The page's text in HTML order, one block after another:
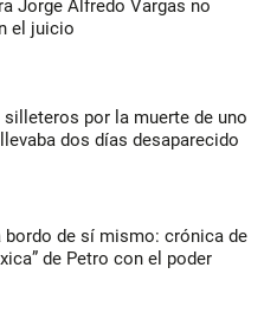
Jorge Alfredo Vargas no
el juicio
por la muerte de uno
dos días desaparecido
bordo de sí mismo: crónica de
de Petro con el poder